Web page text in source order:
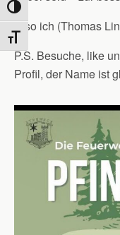
Umschalten auf hohe
Schrift vergrößern
Also ich (Thomas
P.S. Besuche, like
Profil, der Name ist